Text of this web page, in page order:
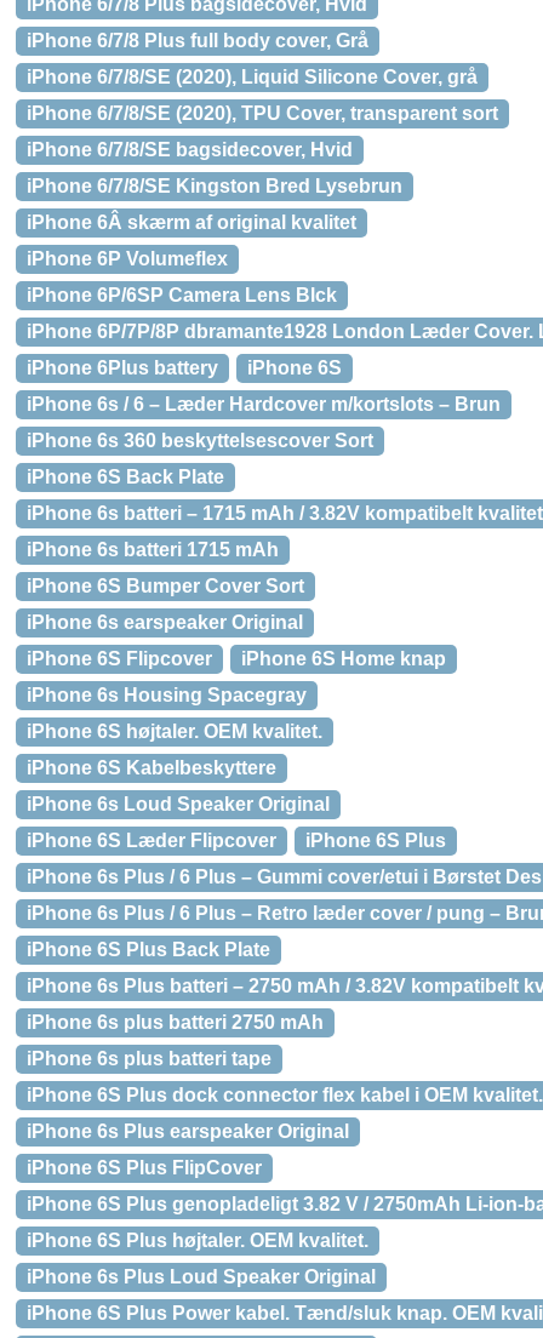
iPhone 6/7/8 Plus bagsidecover, Hvid
iPhone 6/7/8 Plus full body cover, Grå
iPhone 6/7/8/SE (2020), Liquid Silicone Cover, grå
iPhone 6/7/8/SE (2020), TPU Cover, transparent sort
iPhone 6/7/8/SE bagsidecover, Hvid
iPhone 6/7/8/SE Kingston Bred Lysebrun
iPhone 6Â skærm af original kvalitet
iPhone 6P Volumeflex
iPhone 6P/6SP Camera Lens Blck
iPhone 6P/7P/8P dbramante1928 London Læder Cover.
iPhone 6Plus battery
iPhone 6S
iPhone 6s / 6 – Læder Hardcover m/kortslots – Brun
iPhone 6s 360 beskyttelsescover Sort
iPhone 6S Back Plate
iPhone 6s batteri – 1715 mAh / 3.82V kompatibelt
iPhone 6s batteri 1715 mAh
iPhone 6S Bumper Cover Sort
iPhone 6s earspeaker Original
iPhone 6S Flipcover
iPhone 6S Home knap
iPhone 6s Housing Spacegray
iPhone 6S højtaler. OEM kvalitet.
iPhone 6S Kabelbeskyttere
iPhone 6s Loud Speaker Original
iPhone 6S Læder Flipcover
iPhone 6S Plus
iPhone 6s Plus / 6 Plus – Gummi cover/etui i Børstet
iPhone 6s Plus / 6 Plus – Retro læder cover / pung –
iPhone 6S Plus Back Plate
iPhone 6s Plus batteri – 2750 mAh / 3.82V kompatibelt
iPhone 6s plus batteri 2750 mAh
iPhone 6s plus batteri tape
iPhone 6S Plus dock connector flex kabel i OEM
iPhone 6s Plus earspeaker Original
iPhone 6S Plus FlipCover
iPhone 6S Plus genopladeligt 3.82 V / 2750mAh Li-ion-
iPhone 6S Plus højtaler. OEM kvalitet.
iPhone 6s Plus Loud Speaker Original
iPhone 6S Plus Power kabel. Tænd/sluk knap. OEM